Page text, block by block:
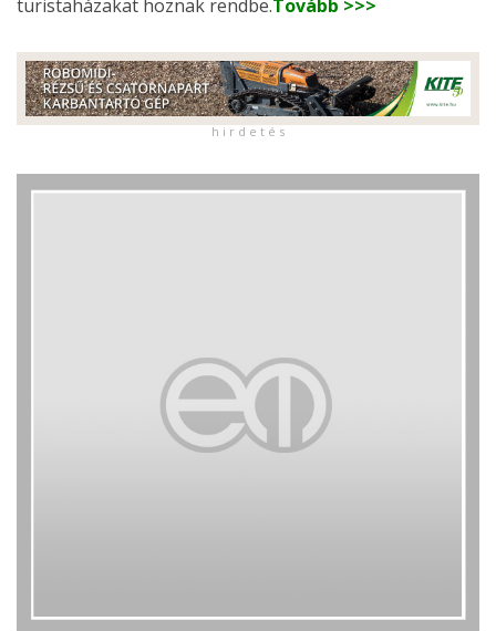
turistaházakat hoznak rendbe.Tovább >>>
h i r d e t é s